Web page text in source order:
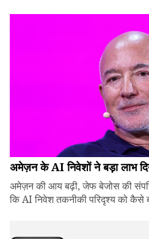
अमेज़न के AI निवेशों ने बड़ा लाभ
अमेज़न की आय बढ़ी, जेफ बेजोस की
कि AI निवेश तकनीकी परिदृश्य को कैसे